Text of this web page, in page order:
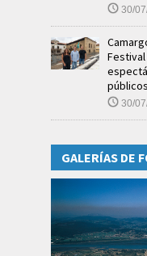
30/
públicos
30/
GALERÍAS DE